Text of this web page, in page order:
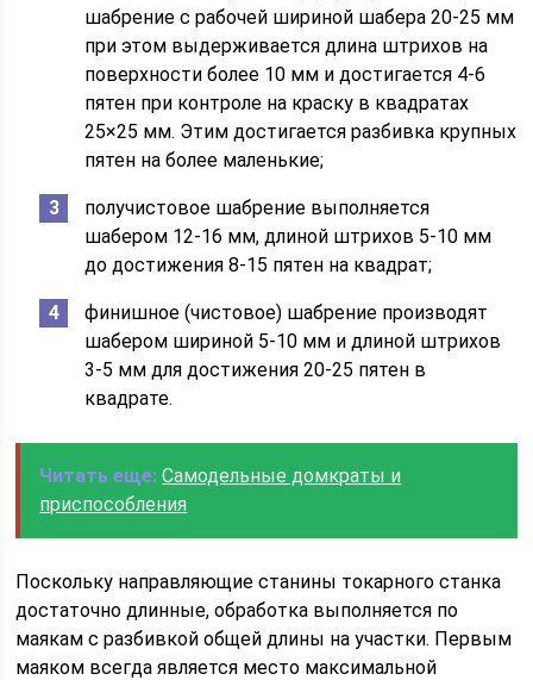
шабрение с рабочей шириной шабера 20-25 мм
при этом выдерживается длина штрихов на
поверхности более 10 мм и достигается 4-6
пятен при контроле на краску в квадратах
25×25 мм. Этим достигается разбивка крупных
пятен на более маленькие;
получистовое шабрение выполняется
шабером 12-16 мм, длиной штрихов 5-10 мм
до достижения 8-15 пятен на квадрат;
финишное (чистовое) шабрение производят
шабером шириной 5-10 мм и длиной штрихов
3-5 мм для достижения 20-25 пятен в
квадрате.
Читать еще: Самодельные домкраты и
приспособления
Поскольку направляющие станины токарного станка
достаточно длинные, обработка выполняется по
маякам с разбивкой общей длины на участки. Первым
маяком всегда является место максимальной